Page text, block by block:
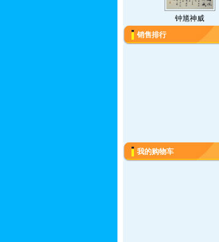
钟馗神威
销售排行
我的购物车